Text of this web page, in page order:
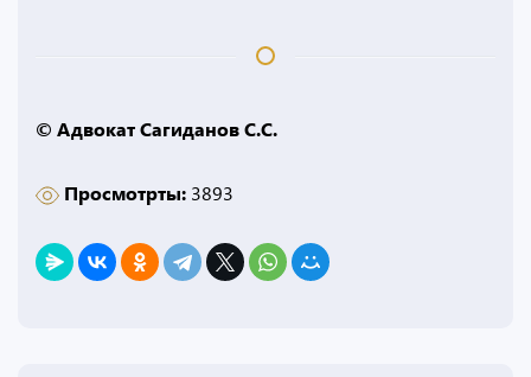
© Адвокат Сагиданов С.С.
Просмотрты: 3893